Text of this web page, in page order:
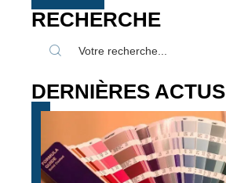
RECHERCHE
DERNIÈRES ACTUS